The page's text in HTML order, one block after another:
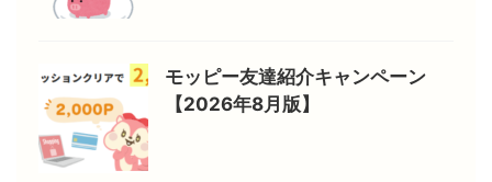
モッピー友達紹介キャンペーン
【2026年8月版】